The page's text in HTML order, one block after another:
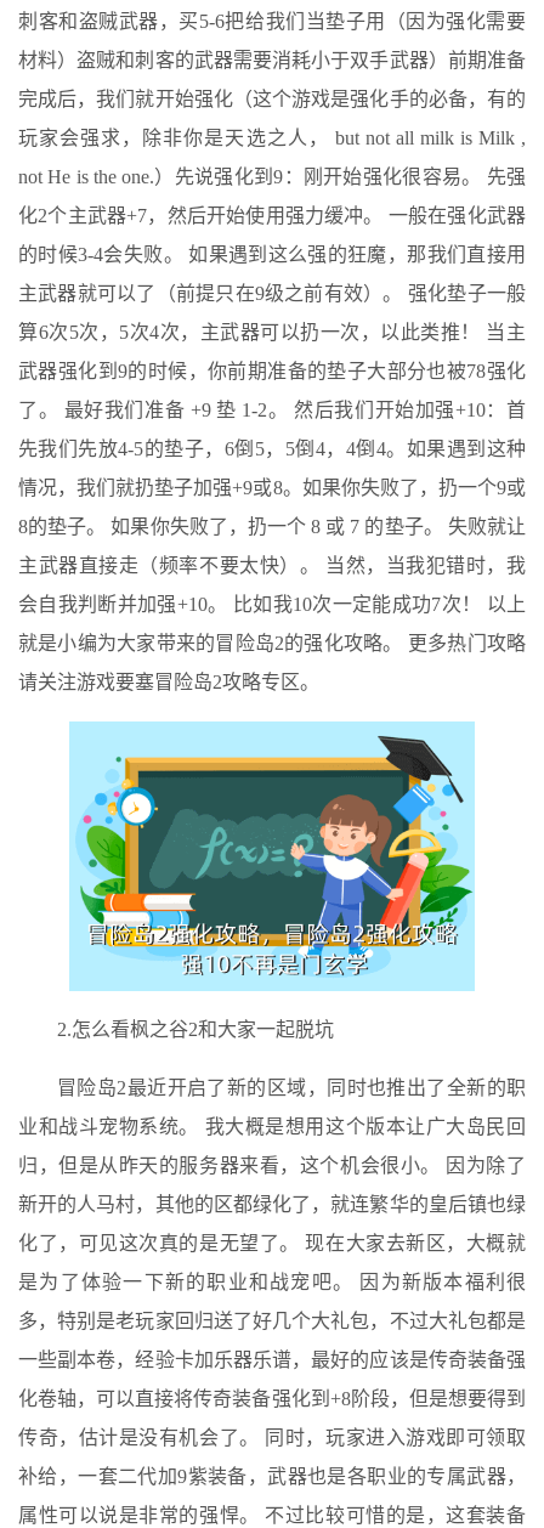
刺客和盗贼武器，买5-6把给我们当垫子用（因为强化需要
材料）盗贼和刺客的武器需要消耗小于双手武器）前期准备
完成后，我们就开始强化（这个游戏是强化手的必备，有的
玩家会强求，除非你是天选之人， but not all milk is Milk ,
not He is the one.）先说强化到9：刚开始强化很容易。 先强
化2个主武器+7，然后开始使用强力缓冲。 一般在强化武器
的时候3-4会失败。 如果遇到这么强的狂魔，那我们直接用
主武器就可以了（前提只在9级之前有效）。 强化垫子一般
算6次5次，5次4次，主武器可以扔一次，以此类推！ 当主
武器强化到9的时候，你前期准备的垫子大部分也被78强化
了。 最好我们准备 +9 垫 1-2。 然后我们开始加强+10：首
先我们先放4-5的垫子，6倒5，5倒4，4倒4。如果遇到这种
情况，我们就扔垫子加强+9或8。如果你失败了，扔一个9或
8的垫子。 如果你失败了，扔一个 8 或 7 的垫子。 失败就让
主武器直接走（频率不要太快）。 当然，当我犯错时，我
会自我判断并加强+10。 比如我10次一定能成功7次！ 以上
就是小编为大家带来的冒险岛2的强化攻略。 更多热门攻略
请关注游戏要塞冒险岛2攻略专区。
2.怎么看枫之谷2和大家一起脱坑
冒险岛2最近开启了新的区域，同时也推出了全新的职
业和战斗宠物系统。 我大概是想用这个版本让广大岛民回
归，但是从昨天的服务器来看，这个机会很小。 因为除了
新开的人马村，其他的区都绿化了，就连繁华的皇后镇也绿
化了，可见这次真的是无望了。 现在大家去新区，大概就
是为了体验一下新的职业和战宠吧。 因为新版本福利很
多，特别是老玩家回归送了好几个大礼包，不过大礼包都是
一些副本卷，经验卡加乐器乐谱，最好的应该是传奇装备强
化卷轴，可以直接将传奇装备强化到+8阶段，但是想要得到
传奇，估计是没有机会了。 同时，玩家进入游戏即可领取
补给，一套二代加9紫装备，武器也是各职业的专属武器，
属性可以说是非常的强悍。 不过比较可惜的是，这套装备